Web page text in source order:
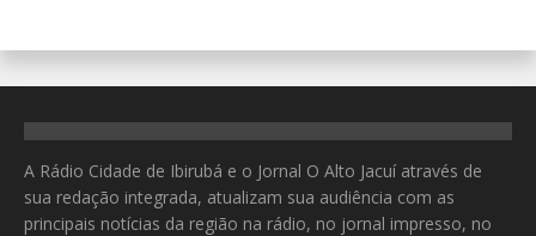
A Rádio Cidade de Ibirubá e o Jornal O Alto Jacuí através de
sua redação integrada, atualizam sua audiência com as
principais notícias da região na rádio, no jornal impresso, no